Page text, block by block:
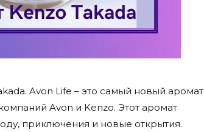
Avon Life – это самый новый аромат
Avon и Kenzo. Этот аромат
приключения и новые открытия.